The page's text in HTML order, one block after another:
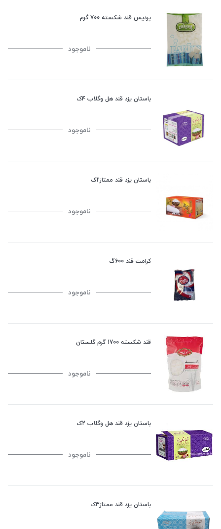
پردیس قند شکسته 700 گرم
ناموجود
باستان یزد قند هل وگلاب 4ک
ناموجود
باستان یزد قند ممتاز2ک
ناموجود
کرامت قند 600گ
ناموجود
قند شکسته 1700 گرم گلستان
ناموجود
باستان یزد قند هل وگلاب 2ک
ناموجود
باستان یزد قند ممتاز3ک